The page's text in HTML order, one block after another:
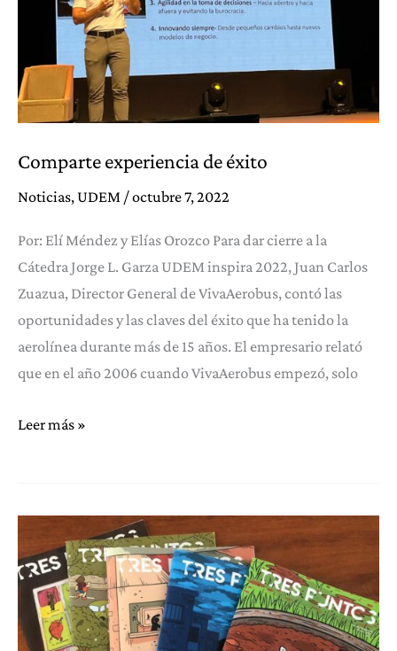
Comparte experiencia de éxito
Noticias, UDEM /octubre 7, 2022
Por: Elí Méndez y Elías Orozco Para dar cierre a la
Cátedra Jorge L. Garza UDEM inspira 2022, Juan Carlos
Zuazua, Director General de VivaAerobus, contó las
oportunidades y las claves del éxito que ha tenido la
aerolínea durante más de 15 años. El empresario relató
que en el año 2006 cuando VivaAerobus empezó, solo
Comparte
Leer más »